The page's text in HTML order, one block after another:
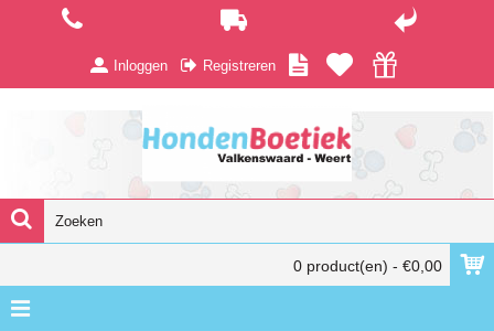
Inloggen Registreren
0 product(en) - €0,00